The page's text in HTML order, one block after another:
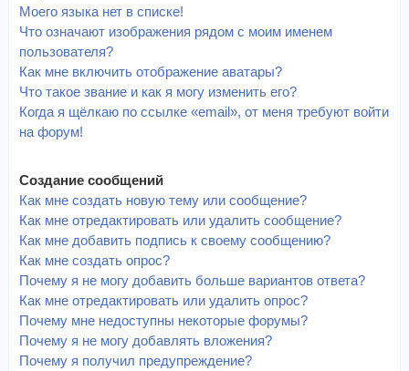
Моего языка нет в списке!
Что означают изображения рядом с моим именем
пользователя?
Как мне включить отображение аватары?
Что такое звание и как я могу изменить его?
Когда я щёлкаю по ссылке «email», от меня требуют войти
на форум!
Создание сообщений
Как мне создать новую тему или сообщение?
Как мне отредактировать или удалить сообщение?
Как мне добавить подпись к своему сообщению?
Как мне создать опрос?
Почему я не могу добавить больше вариантов ответа?
Как мне отредактировать или удалить опрос?
Почему мне недоступны некоторые форумы?
Почему я не могу добавлять вложения?
Почему я получил предупреждение?